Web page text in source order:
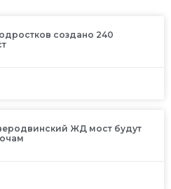
создано 240
ЖД мост будут